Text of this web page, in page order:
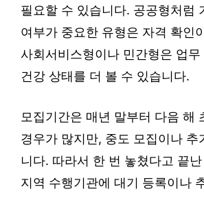
필요할 수 있습니다. 공공형처럼
여부가 중요한 유형은 자격 확인
사회서비스형이나 민간형은 업
건강 상태를 더 볼 수 있습니다.
모집기간은 매년 말부터 다음 해
경우가 많지만, 중도 모집이나 추
니다. 따라서 한 번 놓쳤다고 끝
지역 수행기관에 대기 등록이나